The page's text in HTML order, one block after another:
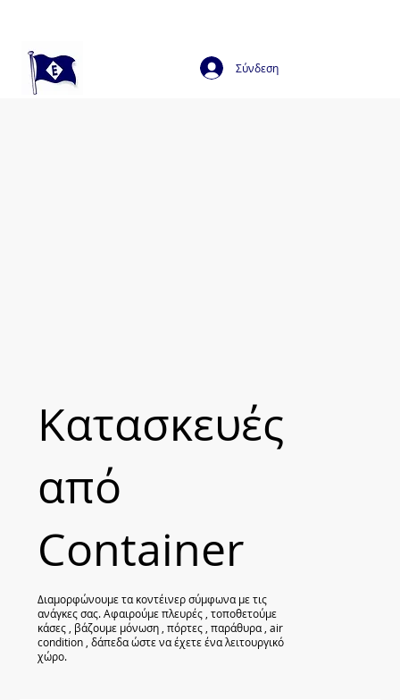
Σύνδεση
Κατασκευές
από
Container
Διαμορφώνουμε τα κοντέινερ σύμφωνα με τις
ανάγκες σας. Αφαιρούμε πλευρές , τοποθετούμε
κάσες , βάζουμε μόνωση , πόρτες , παράθυρα , air
condition , δάπεδα ώστε να έχετε ένα λειτουργικό
χώρο.